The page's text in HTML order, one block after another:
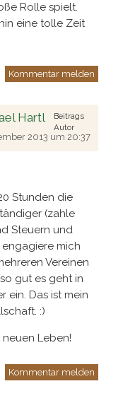
Rolle spielt.
eine tolle Zeit
Kommentar melden
Hartl
Beitrags
Autor
2013 um 20:37
Stunden die
(zahle
Steuern und
mich
Vereinen
gut es geht in
ein. Das ist mein
:)
neuen Leben!
Kommentar melden